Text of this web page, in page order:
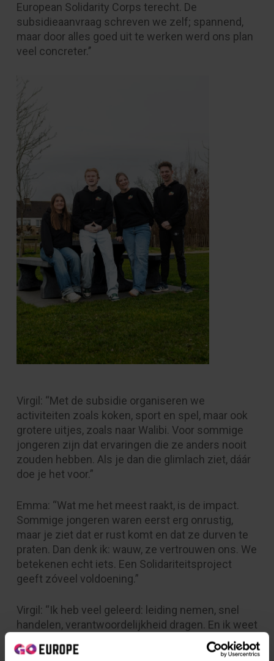
European Solidarity Corps terecht. De
subsidieaanvraag schreven we zelf; spannend,
maar door alles goed uit te werken werd ons plan
veel concreter.’’
Virgil: “Met de subsidie organiseren we
activiteiten zoals koken, sport en spel, maar ook
grotere uitjes, zoals naar Walibi. Voor sommige
jongeren zijn dat ervaringen die ze anders nooit
zouden hebben. Als je dan die glimlach ziet, dáár
doe je het voor.”
Emma: “Wat me het meest raakt, is de impact.
Sommige jongeren waren eerst erg onrustig,
maar je ziet dat er rust komt en dat ze durven te
praten. Dan denk ik: wauw, ze vertrouwen ons. We
betekenen echt iets. Een Solidariteitsproject
geeft zóveel voldoening.”
Virgil: “Ik heb veel geleerd: leiding nemen, snel
handelen, verantwoordelijkheid dragen. En ik weet
nu dat ik jongerenwerker wil worden. Mijn tip:
begin op tijd, denk niet te moeilijk en kies iets